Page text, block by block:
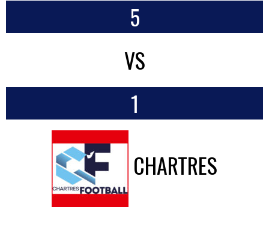
5
VS
1
CHARTRES